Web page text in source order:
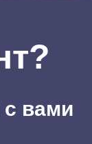
с вами